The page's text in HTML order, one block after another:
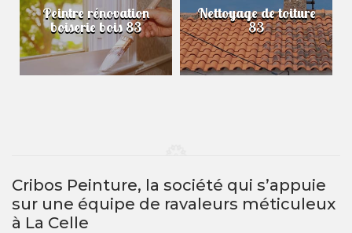
Peintre rénovation
boiserie bois 83
Nettoyage de toiture
83
Cribos Peinture, la société qui s’appuie
sur une équipe de ravaleurs méticuleux
à La Celle